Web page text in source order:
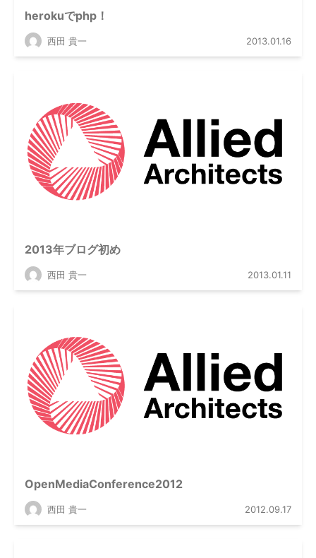
herokuでphp！
西田 貴一 2013.01.16
2013年ブログ初め
西田 貴一 2013.01.11
OpenMediaConference2012
西田 貴一 2012.09.17